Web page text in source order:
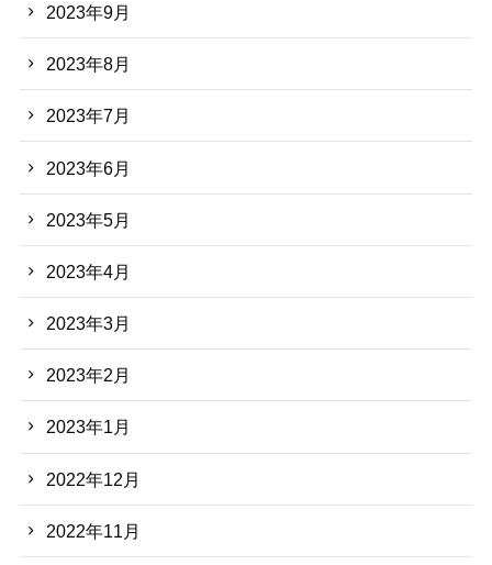
2023年9月
2023年8月
2023年7月
2023年6月
2023年5月
2023年4月
2023年3月
2023年2月
2023年1月
2022年12月
2022年11月